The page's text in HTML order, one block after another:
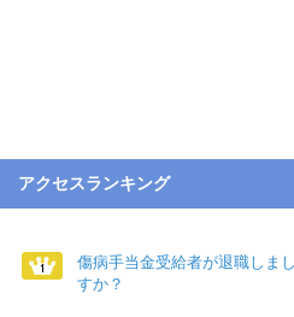
アクセスランキング
傷病手当金受給者が退職しま
すか？